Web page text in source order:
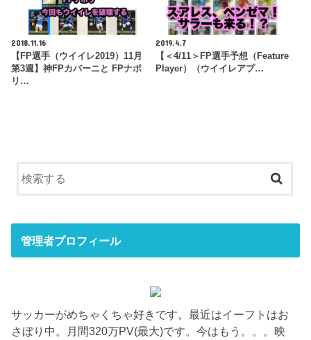
2018.11.16
【FP選手（ウイイレ2019）11月
第3週】神FPカバーニと FPナポ
リ…
2019.4.7
【＜4/11＞FP選手予想（Feature
Player）（ウイイレアプ…
管理者プロフィール
サッカーがめちゃくちゃ好きです。最近はイーフトはお
さぼり中。月間320万PV(最大)です。今はもう。。。映